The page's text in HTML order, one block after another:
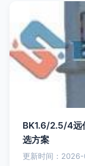
BK1.6/2.5/4远
选方案
更新时间：